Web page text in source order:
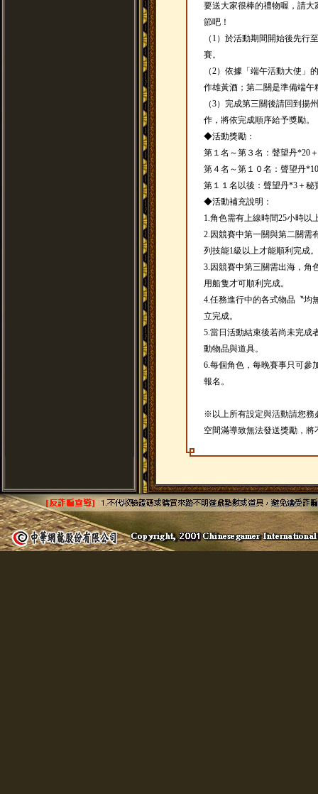
要送大家很棒的禮物喔，請
節吧！
（1）於活動期間開始後先行
賽。
（2）依據「端午活動大使」
作雄黃酒；第二關是準備端
（3）完成第三關後請回到揚
作，將依完成順序給予獎勵。
◆活動獎勵：
第１名～第３名：聲望丹*20
第４名～第１０名：聲望丹
第１１名以後：聲望丹*3＋秘
◆活動補充說明：
1.角色需有上線時間25小時以
2.因競賽中第一關與第二關需
列技能1級以上才能順利完成。
3.因競賽中第三關需出海，角
用船隻才可順利完成。
4.任務進行中的各式物品〝均
立完成。
5.當日活動結束後若尚未完成
動物品與道具。
6.每個角色，每晚賽事只可參
報名。
※以上所有設定與活動請您務
空間滿導致無法發送獎勵，